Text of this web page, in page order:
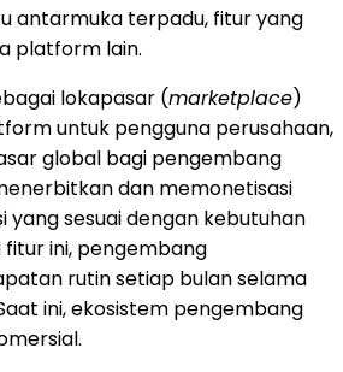
antarmuka terpadu, fitur yang
platform lain.
lokapasar (marketplace)
untuk pengguna perusahaan,
global bagi pengembang
dan memonetisasi
yang sesuai dengan kebutuhan
fitur ini, pengembang
rutin setiap bulan selama
ini, ekosistem pengembang